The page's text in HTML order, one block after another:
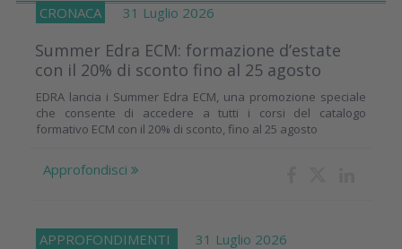
CRONACA 31 Luglio 2026
Summer Edra ECM: formazione d’estate
con il 20% di sconto fino al 25 agosto
EDRA lancia i Summer Edra ECM, una promozione speciale
che consente di accedere a tutti i corsi del catalogo
formativo ECM con il 20% di sconto, fino al 25 agosto
Approfondisci
APPROFONDIMENTI 31 Luglio 2026